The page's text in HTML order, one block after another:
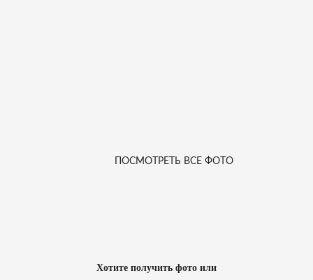
ПОСМОТРЕТЬ ВСЕ ФОТО
Хотите получить фото или